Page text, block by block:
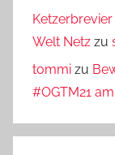
Welt Netz zu
tommi zu
#OGTM21